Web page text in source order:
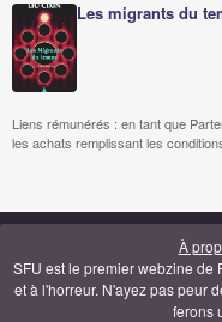
Les migrants du
Liens rémunérés : en tant que
les achats remplissant les
À
SFU est le premier webzine de
et à l'horreur. N'ayez pas peur
ferons